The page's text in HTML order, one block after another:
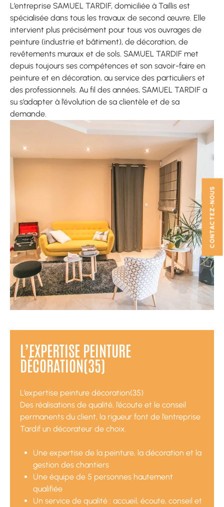
L’entreprise SAMUEL TARDIF, domiciliée à Taillis est
spécialisée dans tous les travaux de second œuvre. Elle
intervient plus précisément pour tous vos ouvrages de
peinture (industrie et bâtiment), de décoration, de
revêtements muraux et de sols. SAMUEL TARDIF met
depuis toujours ses compétences et son savoir-faire en
peinture et en décoration, au service des particuliers et
des professionnels. Au fil des années, SAMUEL TARDIF a
su s’adapter à l’évolution de sa clientèle et de sa
demande.
L’EXPERTISE PEINTURE
DÉCORATION(35)
L’expertise peinture décoration(35)
Des réalisations de qualité, l’écoute et le conseil
permanents du client, la rigueur font de l’entreprise
Tardif un décorateur de choix.
Une expertise de la peinture, la décoration et la
gestion des chantiers
Une équipe de 5 personnes hautement
qualifiée
Un service de qualité : accueil, écoute, conseil et
CONTACTEZ-NOUS